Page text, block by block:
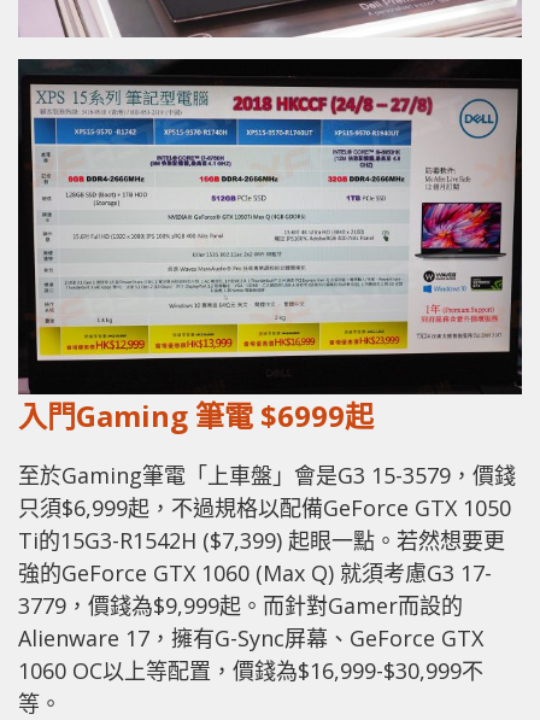
入門Gaming 筆電 $6999起
至於Gaming筆電「上車盤」會是G3 15-3579，價錢
只須$6,999起，不過規格以配備GeForce GTX 1050
Ti的15G3-R1542H ($7,399) 起眼一點。若然想要更
強的GeForce GTX 1060 (Max Q) 就須考慮G3 17-
3779，價錢為$9,999起。而針對Gamer而設的
Alienware 17，擁有G-Sync屏幕、GeForce GTX
1060 OC以上等配置，價錢為$16,999-$30,999不
等。